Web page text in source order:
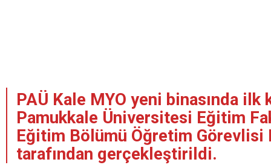
PAÜ Kale MYO yeni binasında ilk
Pamukkale Üniversitesi Eğitim
Eğitim Bölümü Öğretim Görevlisi
tarafından gerçekleştirildi.